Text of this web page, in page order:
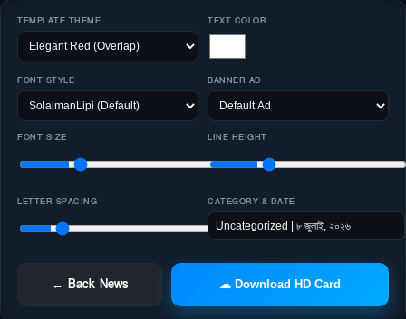
TEMPLATE THEME TEXT COLOR
FONT STYLE BANNER AD
FONT SIZE LINE HEIGHT
LETTER SPACING CATEGORY & DATE
← Back News ☁ Download HD Card